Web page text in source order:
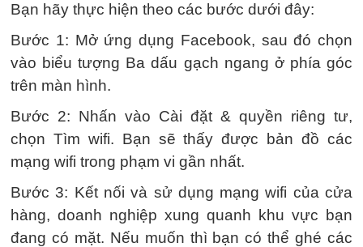
Bạn hãy thực hiện theo các bước dưới đây:
Bước 1: Mở ứng dụng Facebook, sau đó chọn
vào biểu tượng Ba dấu gạch ngang ở phía góc
trên màn hình.
Bước 2: Nhấn vào Cài đặt & quyền riêng tư,
chọn Tìm wifi. Bạn sẽ thấy được bản đồ các
mạng wifi trong phạm vi gần nhất.
Bước 3: Kết nối và sử dụng mạng wifi của cửa
hàng, doanh nghiệp xung quanh khu vực bạn
đang có mặt. Nếu muốn thì bạn có thể ghé các